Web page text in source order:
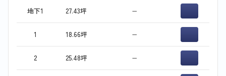
地下1 27.43坪 −
1 18.66坪 −
2 25.48坪 −